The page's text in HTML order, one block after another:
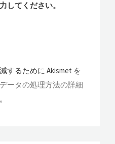
してください。
するために Akismet を
ータの処理方法の詳細
。